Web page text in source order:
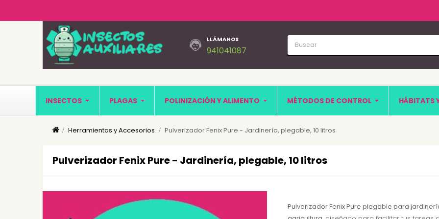
LLÁMANOS
941041087
INSECTOS PLAGAS POLINIZACIÓN Y ALIMENTO MÉTODOS DE CONTROL HÁBITATS
Herramientas y Accesorios Pulverizador Fenix Pure - Jardinería, plegable, 10 litros
Pulverizador Fenix Pure - Jardinería, plegable, 10 litros
Pulverizador Fenix Pure plegable para